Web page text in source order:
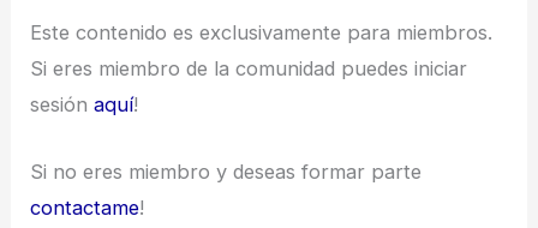
Este contenido es exclusivamente para miembros.
Si eres miembro de la comunidad puedes iniciar
sesiónaquí!
Si no eres miembro y deseas formar parte
contactame!